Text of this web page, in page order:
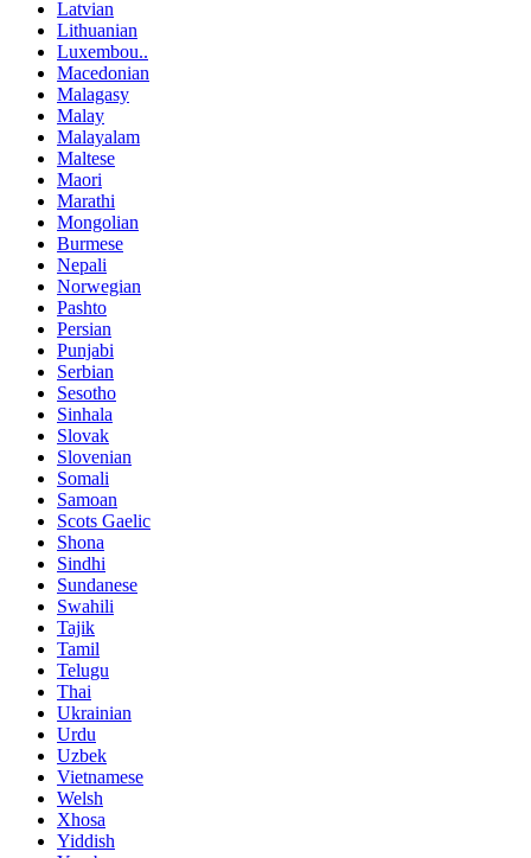
Latvian
Lithuanian
Luxembou..
Macedonian
Malagasy
Malay
Malayalam
Maltese
Maori
Marathi
Mongolian
Burmese
Nepali
Norwegian
Pashto
Persian
Punjabi
Serbian
Sesotho
Sinhala
Slovak
Slovenian
Somali
Samoan
Scots Gaelic
Shona
Sindhi
Sundanese
Swahili
Tajik
Tamil
Telugu
Thai
Ukrainian
Urdu
Uzbek
Vietnamese
Welsh
Xhosa
Yiddish